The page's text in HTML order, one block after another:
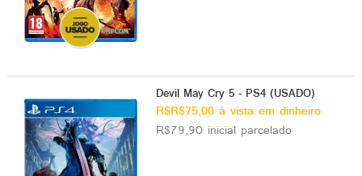
Devil May Cry 5 - PS4 (USADO)
R$R$75,00 à vista em dinheiro
R$79,90 inicial parcelado